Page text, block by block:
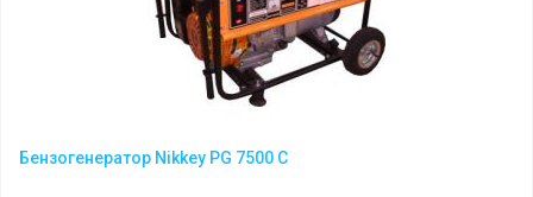
Бензогенератор Nikkey PG 7500 C